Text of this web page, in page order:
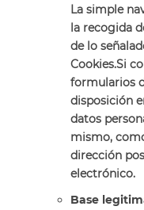
La simple
la recogida
de lo
Cookies.Si
formularios
disposición
datos
mismo,
dirección
electrónico.
Base